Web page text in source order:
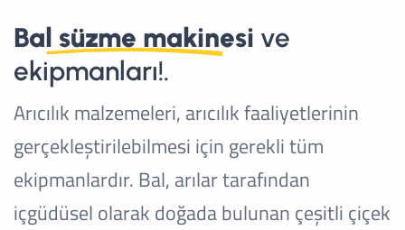
Bal süzme makinesi ve
ekipmanları!.
Arıcılık malzemeleri, arıcılık faaliyetlerinin
gerçekleştirilebilmesi için gerekli tüm
ekipmanlardır. Bal, arılar tarafından
içgüdüsel olarak doğada bulunan çeşitli çiçek